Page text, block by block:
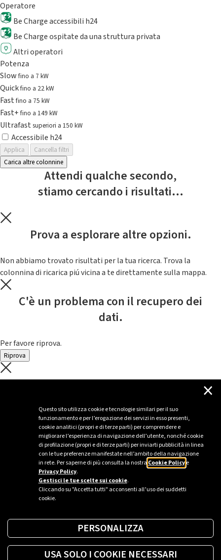
Questo sito utilizza cookie e tecnologie similari per il suo
funzionamento e per l’erogazione dei servizi in esso presenti,
cookie analitici (propri e di terze parti) per comprendere e
migliorare l’esperienza di navigazione dell’utente, nonché cookie
di profilazione (propri e di terze parti) per inviarti pubblicità in linea
con le tue preferenze manifestate nell’ambito della navigazione
in rete. Per saperne di più consulta la nostra Cookie Policye
Privacy Policy.
Gestisci le tue scelte sui cookie.
Cliccando su "Accetta tutti" acconsenti all’uso dei suddetti
cookie.
×
PERSONALIZZA
USA SOLO I COOKIE NECESSARI
Operatore
Be Charge accessibili h24
Be Charge ospitate da una struttura privata
Altri operatori
Potenza
Slowfino a 7 kW
Quickfino a 22 kW
Fastfino a 75 kW
Fast+fino a 149 kW
Ultrafast superiori a 150 kW
Accessibile h24
Applica
Cancella filtri
Carica altre colonnine
Attendi qualche secondo,
stiamo cercando i risultati...
Prova a esplorare altre opzioni.
Non abbiamo trovato risultati per la tua ricerca. Trova la
colonnina di ricarica piú vicina a te direttamente sulla mappa.
C'è un problema con il recupero dei
dati.
Per favore riprova.
Riprova
C'è un problema con il recupero dei
Per favore riprova piú tardi
Sei un’azienda o una PA?
Trova la soluzione più giusta per te.
Richiedi una colonnina